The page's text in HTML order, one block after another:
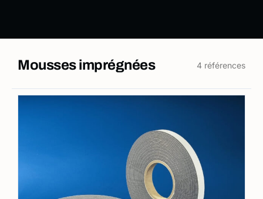
Mousses imprégnées 4 références